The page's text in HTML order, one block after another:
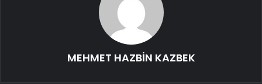
MEHMET HAZBİN KAZBEK